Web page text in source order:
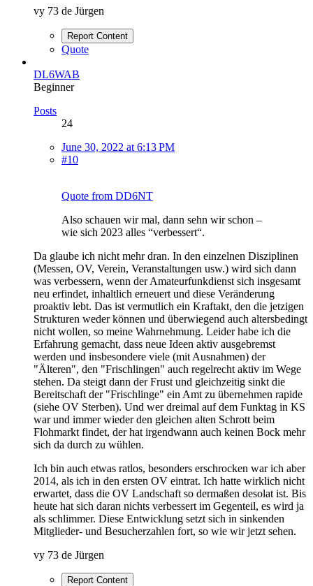
vy 73 de Jürgen
Report Content
Quote
DL6WAB
Beginner
Posts
24
June 30, 2022 at 6:13 PM
#10
Quote from DD6NT
Also schauen wir mal, dann sehn wir schon –
wie sich 2023 alles “verbessert“.
Da glaube ich nicht mehr dran. In den einzelnen Disziplinen
(Messen, OV, Verein, Veranstaltungen usw.) wird sich dann
was verbessern, wenn der Amateurfunkdienst sich insgesamt
neu erfindet, inhaltlich erneuert und diese Veränderung
proaktiv lebt. Das ist vermutlich ein Kraftakt, den die jetzigen
Strukturen weder können und überwiegend auch altersbedingt
nicht wollen, so meine Wahrnehmung. Leider habe ich die
Erfahrung gemacht, dass neue Ideen aktiv ausgebremst
werden und insbesondere viele (mit Ausnahmen) der
"Älteren", den "Frischlingen" auch regelrecht aktiv im Wege
stehen. Da steigt dann der Frust und gleichzeitig sinkt die
Bereitschaft der "Frischlinge" ein Amt zu übernehmen rapide
(siehe OV Sterben). Und wer dreimal auf dem Funktag in KS
war und immer wieder den gleichen alten Schrott beim
Flohmarkt findet, der hat irgendwann auch keinen Bock mehr
sich da durch zu wühlen.
Ich bin auch etwas ratlos, besonders erschrocken war ich aber
2014, als ich in den ersten OV eintrat. Ich hatte wirklich nicht
erwartet, dass die OV Landschaft so dermaßen desolat ist. Bis
heute hat sich daran nichts verbessert im Gegenteil, es wird ja
als schlimmer. Diese Entwicklung setzt sich in sinkenden
Mitglieder- und Besucherzahlen fort, so wie wir jetzt sehen.
vy 73 de Jürgen
Report Content